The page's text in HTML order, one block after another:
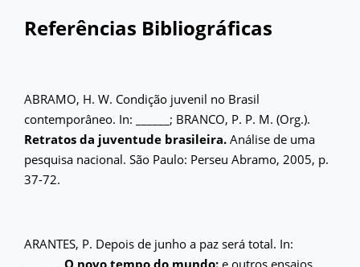
Referências Bibliográficas
ABRAMO, H. W. Condição juvenil no Brasil
contemporâneo. In: ______; BRANCO, P. P. M. (Org.).
Retratos da juventude brasileira. Análise de uma
pesquisa nacional. São Paulo: Perseu Abramo, 2005, p.
37-72.
ARANTES, P. Depois de junho a paz será total. In:
______. O novo tempo do mundo: e outros ensaios